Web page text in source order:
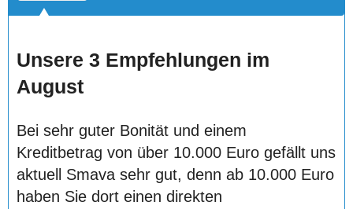
Unsere 3 Empfehlungen im
August
Bei sehr guter Bonität und einem
Kreditbetrag von über 10.000 Euro gefällt uns
aktuell Smava sehr gut, denn ab 10.000 Euro
haben Sie dort einen direkten